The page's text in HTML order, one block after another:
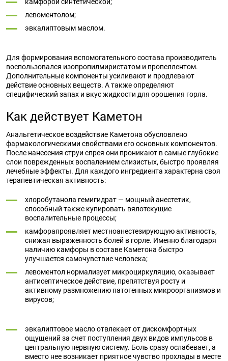
левоментолом;
эвкалиптовым маслом.
Для формирования вспомогательного состава производитель
воспользовался изопропилмиристатом и пропеллентом.
Дополнительные компоненты усиливают и продлевают
действие основных веществ. А также определяют
специфический запах и вкус жидкости для орошения горла.
Как действует Каметон
Анальгетическое воздействие Каметона обусловлено
фармакологическими свойствами его основных компонентов.
После нанесения струи спрея они проникают в самые глубокие
слои поврежденных воспалением слизистых, быстро проявляя
лечебные эффекты. Для каждого ингредиента характерна своя
терапевтическая активность:
хлоробутанола гемигидрат — мощный анестетик,
способный также купировать вялотекущие
воспалительные процессы;
камфорапроявляет местноанестезирующую активность,
снижая выраженность болей в горле. Именно благодаря
наличию камфоры в составе Каметона быстро
улучшается самочувствие человека;
левоментол нормализует микроциркуляцию, оказывает
антисептическое действие, препятствуя росту и
активному размножению патогенных микроорганизмов и
вирусов;
эвкалиптовое масло отвлекает от дискомфортных
ощущений за счет поступления двух видов импульсов в
центральную нервную систему. Боль сразу ослабевает, а
вместо нее возникает приятное чувство прохлады в месте